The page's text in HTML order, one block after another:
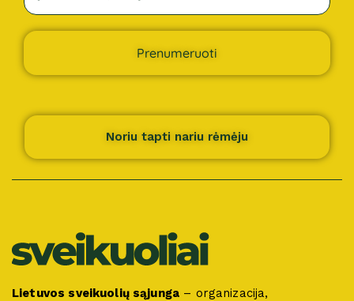
Prenumeruoti
Noriu tapti nariu rėmėju
Lietuvos sveikuolių sąjunga – organizacija,